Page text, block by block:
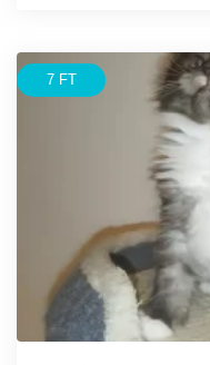
7 FT